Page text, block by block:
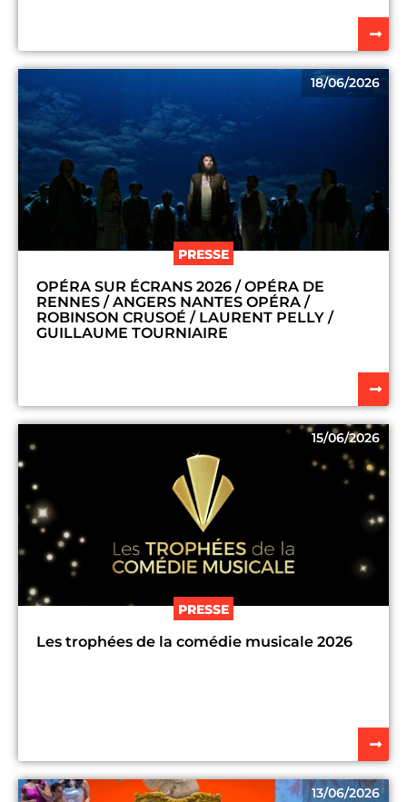
18/06/2026
PRESSE
OPÉRA SUR ÉCRANS 2026 / OPÉRA DE
RENNES / ANGERS NANTES OPÉRA /
ROBINSON CRUSOÉ / LAURENT PELLY /
GUILLAUME TOURNIAIRE
15/06/2026
PRESSE
Les trophées de la comédie musicale 2026
13/06/2026